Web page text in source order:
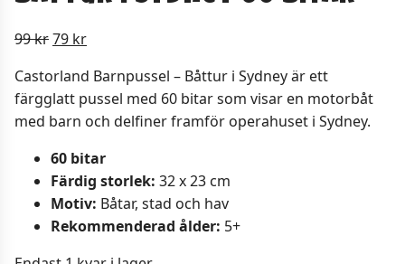
99krDet
priset
var:
99 kr.
79 krDet
priset
är:
79 kr.
Castorland Barnpussel – Båttur i Sydney är ett
färgglatt pussel med 60 bitar som visar en motorbåt
med barn och delfiner framför operahuset i Sydney.
60 bitar
Färdig storlek: 32 x 23 cm
Motiv: Båtar, stad och hav
Rekommenderad ålder: 5+